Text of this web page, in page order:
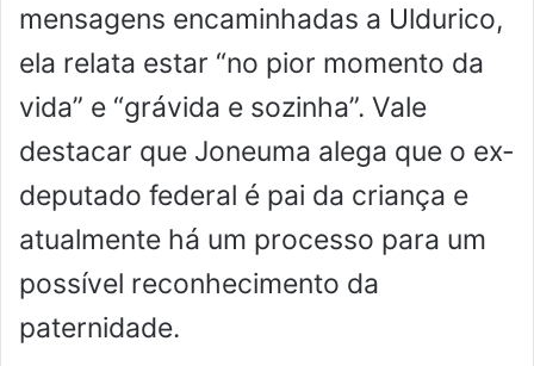
mensagens encaminhadas a Uldurico,
ela relata estar “no pior momento da
vida” e “grávida e sozinha”. Vale
destacar que Joneuma alega que o ex-
deputado federal é pai da criança e
atualmente há um processo para um
possível reconhecimento da
paternidade.